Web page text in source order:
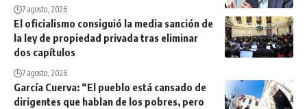
7 agosto, 2026
El oficialismo consiguió la media sanción de
la ley de propiedad privada tras eliminar
dos capítulos
7 agosto, 2026
García Cuerva: “El pueblo está cansado de
dirigentes que hablan de los pobres, pero